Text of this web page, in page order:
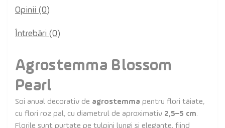
Opinii (0)
Întrebări (0)
Agrostemma Blossom
Pearl
Soi anual decorativ de agrostemma pentru flori tăiate,
cu flori roz pal, cu diametrul de aproximativ 2,5–5 cm.
Florile sunt purtate pe tulpini lungi și elegante, fiind